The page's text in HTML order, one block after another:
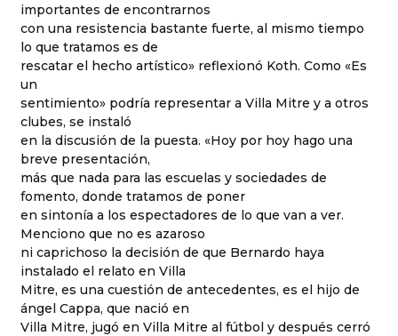
importantes de encontrarnos
con una resistencia bastante fuerte, al mismo tiempo
lo que tratamos es de
rescatar el hecho artístico» reflexionó Koth. Como «Es
un
sentimiento» podría representar a Villa Mitre y a otros
clubes, se instaló
en la discusión de la puesta. «Hoy por hoy hago una
breve presentación,
más que nada para las escuelas y sociedades de
fomento, donde tratamos de poner
en sintonía a los espectadores de lo que van a ver.
Menciono que no es azaroso
ni caprichoso la decisión de que Bernardo haya
instalado el relato en Villa
Mitre, es una cuestión de antecedentes, es el hijo de
ángel Cappa, que nació en
Villa Mitre, jugó en Villa Mitre al fútbol y después cerró